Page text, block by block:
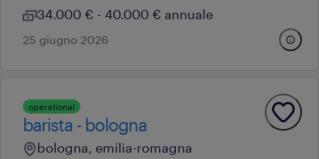
34.000 € - 40.000 € annuale
25 giugno 2026
operational
barista - bologna
bologna, emilia-romagna